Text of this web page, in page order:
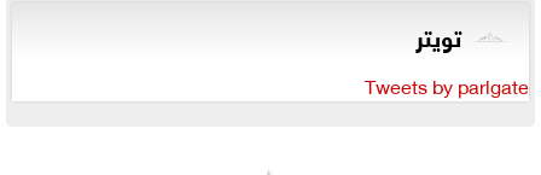
تويتر
Tweets by parlgate